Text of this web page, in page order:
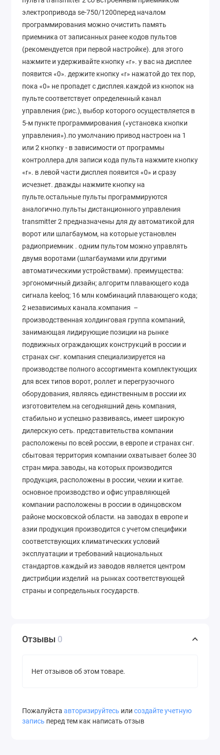
электропривода se-750/1200перед началом
программирования можно очистить память
приемника от записанных ранее кодов пультов
(рекомендуется при первой настройке). для этого
нажмите и удерживайте кнопку «r». у вас на дисплее
появится «0». держите кнопку «r» нажатой до тех пор,
пока «0» не пропадет с дисплея.каждой из кнопок на
пульте соответствует определенный канал
управления (рис.), выбор которого осуществляется в
5-м пункте программирования («установка кнопки
управления»).по умолчанию привод настроен на 1
или 2 кнопку - в зависимости от программы
контроллера.для записи кода пульта нажмите кнопку
«r». в левой части дисплея появится «0» и сразу
исчезнет. дважды нажмите кнопку на
пульте.остальные пульты программируются
аналогично.пульты дистанционного управления
transmitter 2 предназначены для ду автоматикой для
ворот или шлагбаумом, на которые установлен
радиоприемник . одним пультом можно управлять
двумя воротами (шлагбаумами или другими
автоматическими устройствами). преимущества:
эргономичный дизайн; алгоритм плавающего кода
сигнала keeloq; 16 млн комбинаций плавающего кода;
2 независимых канала.компания –
производственная холдинговая группа компаний,
занимающая лидирующие позиции на рынке
подвижных ограждающих конструкций в россии и
странах снг. компания специализируется на
производстве полного ассортимента комплектующих
для всех типов ворот, роллет и перегрузочного
оборудования, являясь единственным в россии их
изготовителем.на сегодняшний день компания,
стабильно и успешно развиваясь, имеет широкую
дилерскую сеть. представительства компании
расположены по всей россии, в европе и странах снг.
сбытовая территория компании охватывает более 30
стран мира.заводы, на которых производится
продукция, расположены в россии, чехии и китае.
основное производство и офис управляющей
компании расположены в россии в одинцовском
районе московской области. на заводах в европе и
азии продукция производится с учетом специфики
соответствующих климатических условий
эксплуатации и требований национальных
стандартов.каждый из заводов является центром
дистрибции изделий на рынках соответствующей
страны и сопредельных государств.
Отзывы 0
Нет отзывов об этом товаре.
Пожалуйста авторизируйтесь или создайте учетную
запись перед тем как написать отзыв